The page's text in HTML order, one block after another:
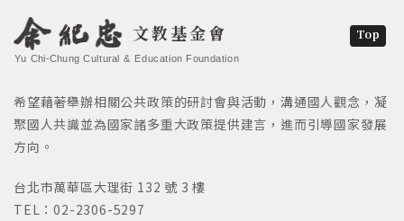
文教基金會
Yu Chi-Chung Cultural & Education Foundation
希望藉著舉辦相關公共政策的研討會與活動，溝通國人觀念，凝
聚國人共識並為國家諸多重大政策提供建言，進而引導國家發展
方向。
台北市萬華區大理街 132 號 3 樓
TEL：02-2306-5297
Top